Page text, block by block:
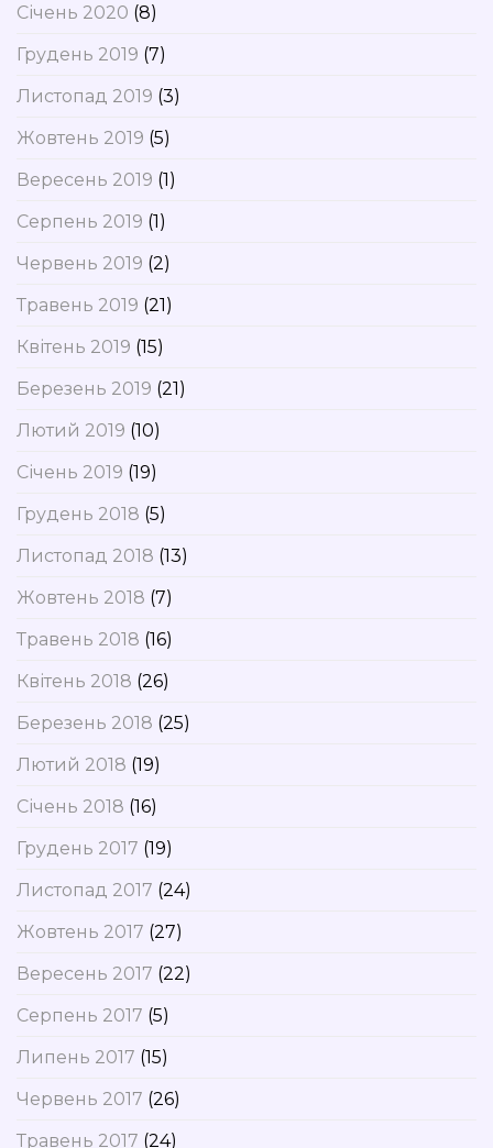
Січень 2020 (8)
Грудень 2019 (7)
Листопад 2019 (3)
Жовтень 2019 (5)
Вересень 2019 (1)
Серпень 2019 (1)
Червень 2019 (2)
Травень 2019 (21)
Квітень 2019 (15)
Березень 2019 (21)
Лютий 2019 (10)
Січень 2019 (19)
Грудень 2018 (5)
Листопад 2018 (13)
Жовтень 2018 (7)
Травень 2018 (16)
Квітень 2018 (26)
Березень 2018 (25)
Лютий 2018 (19)
Січень 2018 (16)
Грудень 2017 (19)
Листопад 2017 (24)
Жовтень 2017 (27)
Вересень 2017 (22)
Серпень 2017 (5)
Липень 2017 (15)
Червень 2017 (26)
Травень 2017 (24)